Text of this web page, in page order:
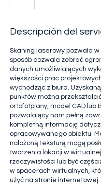
Descripción del
Skaning laserowy pozwala w
sposób pozwala zebrać
danych umożliwiających
większości prac
wychodząc z biura.
punktów można
ortofotplany, model CAD lub
pozwalający nam pełną
kompletną informację
opracowywanego obiektu.
nałożoną teksturą mogą
tworzenia lokacji w wirtualnej
rzeczywistości lub być
w spacerach wirtualnych,
użyć na stronie internetowej.